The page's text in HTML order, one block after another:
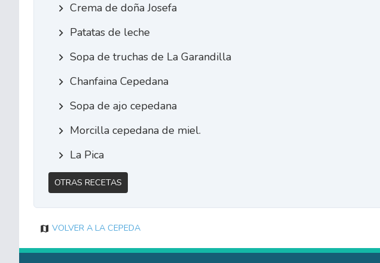
Crema de doña Josefa
Patatas de leche
Sopa de truchas de La Garandilla
Chanfaina Cepedana
Sopa de ajo cepedana
Morcilla cepedana de miel.
La Pica
Otras Recetas
Volver a La Cepeda